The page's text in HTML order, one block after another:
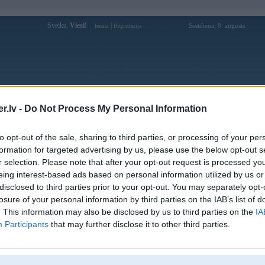
- Do Not Process My Personal Information
opt-out of the sale, sharing to third parties, or processing of your
for targeted advertising by us, please use the below opt-out
selection. Please note that after your opt-out request is processed
interest-based ads based on personal information utilized by us
to third parties prior to your opt-out. You may separately
of your personal information by third parties on the IAB’s list of
This information may also be disclosed by us to third parties on the
Participants that may further disclose it to other third parties.
Sveiks, Viesi! Ienākt Reģistrācija Sestdiena, 8. augusts
Forums Galerijas Reģistrācija Lietotāji
Lietotāja SteelRat profils
Pēdējo reizi manīts: 22. Jul 2026, 23:20
Lietotājvārds:
SteelRat
Braucu ar:
Challenger
Nodarbošanās:
IT risinājumi
Intereses:
Ģimene un sports
[Pēdējie ziņojumi forumā]